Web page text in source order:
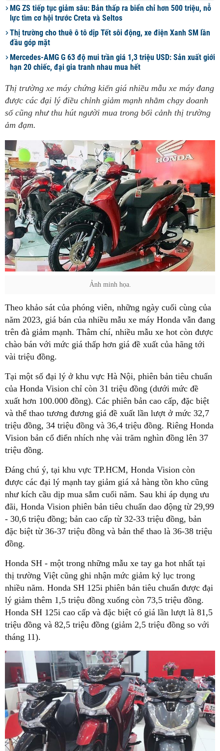
MG ZS tiếp tục giảm sâu: Bản thấp ra biển chỉ hơn 500 triệu, nỗ
lực tìm cơ hội trước Creta và Seltos
Thị trường cho thuê ô tô dịp Tết sôi động, xe điện Xanh SM lần
đầu góp mặt
Mercedes-AMG G 63 độ mui trần giá 1,3 triệu USD: Sản xuất giới
hạn 20 chiếc, đại gia tranh nhau mua hết
Thị trường xe máy chứng kiến giá nhiều mẫu xe máy đang
được các đại lý điều chỉnh giảm mạnh nhằm chạy doanh
số cũng như thu hút người mua trong bối cảnh thị trường
ảm đạm.
Ảnh minh họa.
Theo khảo sát của phóng viên, những ngày cuối cùng của
năm 2023, giá bán của nhiều mẫu xe máy Honda vẫn đang
trên đà giảm mạnh. Thâm chí, nhiều mẫu xe hot còn được
chào bán với mức giá thấp hơn giá đề xuất của hãng tới
vài triệu đồng.
Tại một số đại lý ở khu vực Hà Nội, phiên bản tiêu chuẩn
của Honda Vision chỉ còn 31 triệu đồng (dưới mức đề
xuất hơn 100.000 đồng). Các phiên bản cao cấp, đặc biệt
và thể thao tương đương giá đề xuất lần lượt ở mức 32,7
triệu đồng, 34 triệu đồng và 36,4 triệu đồng. Riêng Honda
Vision bản cổ điển nhích nhẹ vài trăm nghìn đồng lên 37
triệu đồng.
Đáng chú ý, tại khu vực TP.HCM, Honda Vision còn
được các đại lý mạnh tay giảm giá xả hàng tồn kho cũng
như kích cầu dịp mua sắm cuối năm. Sau khi áp dụng ưu
đãi, Honda Vision phiên bản tiêu chuẩn dao động từ 29,99
- 30,6 triệu đồng; bản cao cấp từ 32-33 triệu đồng, bản
đặc biệt từ 36-37 triệu đồng và bản thể thao là 36-38 triệu
đồng.
Honda SH - một trong những mẫu xe tay ga hot nhất tại
thị trường Việt cũng ghi nhận mức giảm kỷ lục trong
nhiều năm. Honda SH 125i phiên bản tiêu chuẩn được đại
lý giảm thêm 1,5 triệu đồng xuống còn 73,5 triệu đồng.
Honda SH 125i cao cấp và đặc biệt có giá lần lượt là 81,5
triệu đồng và 82,5 triệu đồng (giảm 2,5 triệu đồng so với
tháng 11).